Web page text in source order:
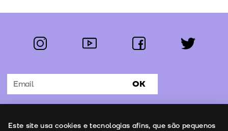
Segue-nos:
instagram youtube facebook twitter
Subscrever Newsletter OK
Este site usa cookies e tecnologias afins, que são pequenos